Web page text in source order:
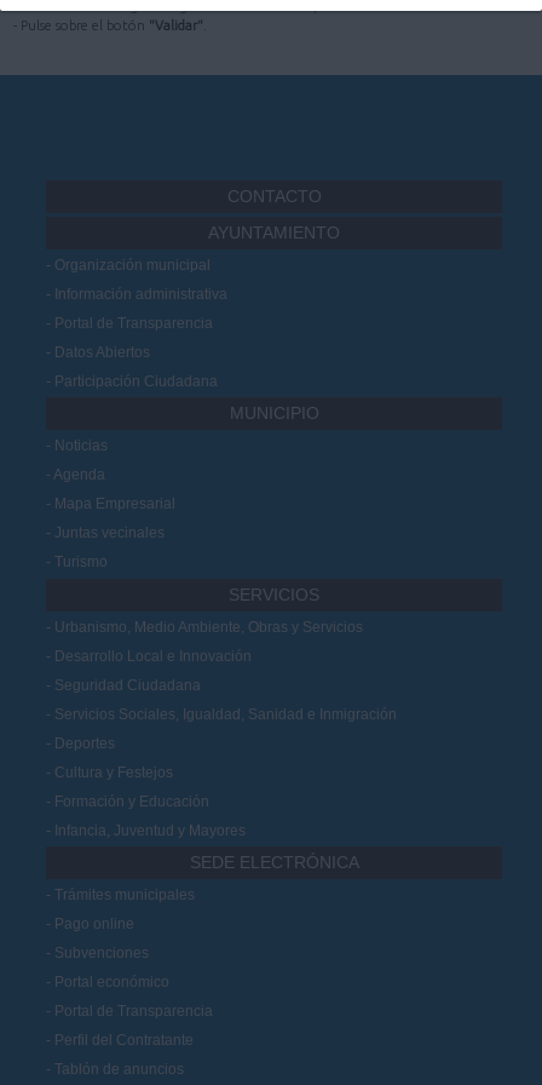
- Pulse sobre el botón "Validar"
CONTACTO
AYUNTAMIENTO
Organización municipal
Información administrativa
Portal de Transparencia
Datos Abiertos
Participación Ciudadana
MUNICIPIO
Noticias
Agenda
Mapa Empresarial
Juntas vecinales
Turismo
SERVICIOS
Urbanismo, Medio Ambiente, Obras y Servicios
Desarrollo Local e Innovación
Seguridad Ciudadana
Servicios Sociales, Igualdad, Sanidad e Inmigración
Deportes
Cultura y Festejos
Formación y Educación
Infancia, Juventud y Mayores
SEDE ELECTRÓNICA
Trámites municipales
Pago online
Subvenciones
Portal económico
Portal de Transparencia
Perfil del Contratante
Tablón de anuncios